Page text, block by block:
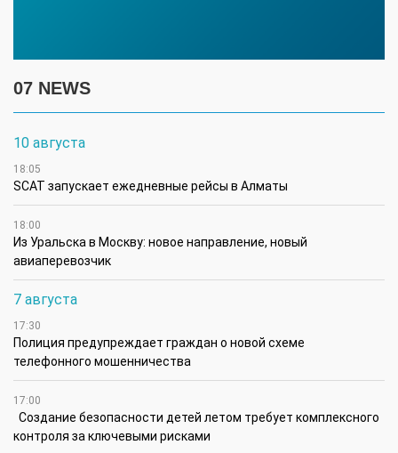
07 NEWS
10 августа
18:05
SCAT запускает ежедневные рейсы в Алматы
18:00
Из Уральска в Москву: новое направление, новый
авиаперевозчик
7 августа
17:30
Полиция предупреждает граждан о новой схеме
телефонного мошенничества
17:00
Создание безопасности детей летом требует комплексного
контроля за ключевыми рисками